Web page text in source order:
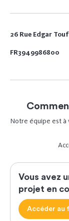
26 Rue Edgar
FR3949986800
Notre équipe est à
Vous avez
projet en
Accéder au